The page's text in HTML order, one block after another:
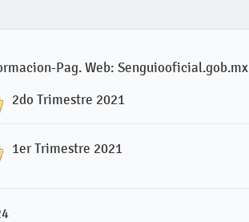
Pag. Web: Senguiooficial.gob.mx
2do Trimestre 2021
1er Trimestre 2021